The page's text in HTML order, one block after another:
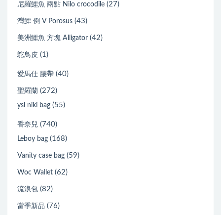
尼羅鱷魚 兩點 Nilo crocodile (27)
灣鱷 倒 V Porosus (43)
美洲鱷魚 方塊 Alligator (42)
鴕鳥皮 (1)
愛馬仕 腰帶 (40)
聖羅蘭 (272)
ysl niki bag (55)
香奈兒 (740)
Leboy bag (168)
Vanity case bag (59)
Woc Wallet (62)
流浪包 (82)
當季新品 (76)